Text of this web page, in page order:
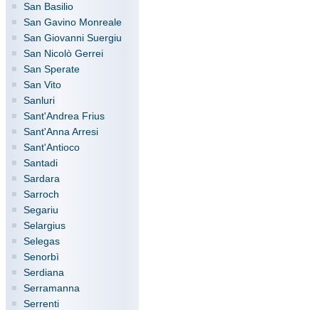
San Basilio
San Gavino Monreale
San Giovanni Suergiu
San Nicolò Gerrei
San Sperate
San Vito
Sanluri
Sant'Andrea Frius
Sant'Anna Arresi
Sant'Antioco
Santadi
Sardara
Sarroch
Segariu
Selargius
Selegas
Senorbì
Serdiana
Serramanna
Serrenti